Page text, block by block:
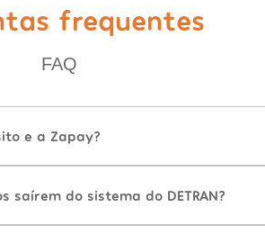
frequentes
FAQ
e a Zapay?
do sistema do DETRAN?